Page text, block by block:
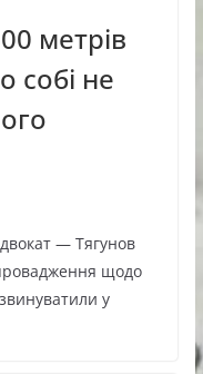
метрів
собі не
— Тягунов
щодо
у